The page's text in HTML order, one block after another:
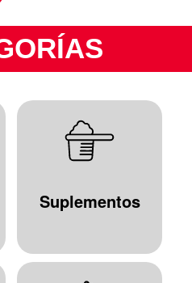
Suplementos